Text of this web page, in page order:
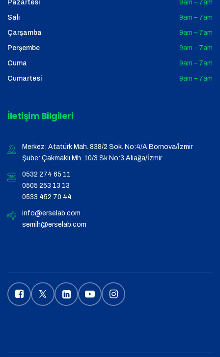
Pazartesi 9am – 7am
Salı 9am – 7am
Çarşamba 9am – 7am
Perşembe 9am – 7am
Cuma 9am – 7am
Cumartesi 9am – 7am
İletişim Bilgileri
Merkez: Atatürk Mah. 838/2 Sok. No:4/A Bornova/İzmir
Şube: Çakmaklı Mh. 10/3 Sk No:3 Aliağa/İzmir
0532 274 65 11
0505 253 13 13
0533 452 70 44
info@erselab.com
semih@erselab.com